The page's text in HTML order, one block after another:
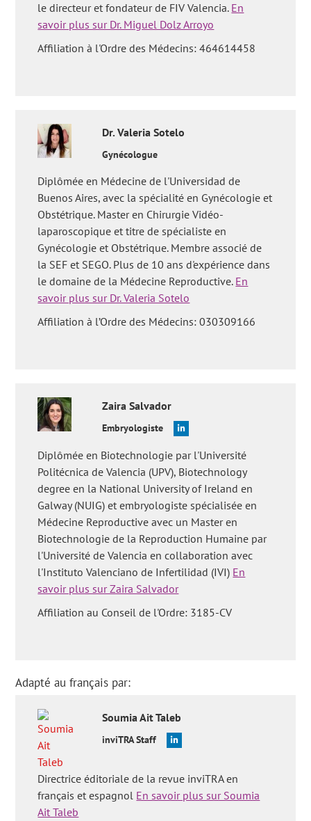
le directeur et fondateur de FIV Valencia. En
savoir plus sur Dr. Miguel Dolz Arroyo
Affiliation à l'Ordre des Médecins: 464614458
Dr. Valeria Sotelo
Gynécologue
Diplômée en Médecine de l'Universidad de
Buenos Aires, avec la spécialité en Gynécologie et
Obstétrique. Master en Chirurgie Vidéo-
laparoscopique et titre de spécialiste en
Gynécologie et Obstétrique. Membre associé de
la SEF et SEGO. Plus de 10 ans d'expérience dans
le domaine de la Médecine Reproductive. En
savoir plus sur Dr. Valeria Sotelo
Affiliation à l’Ordre des Médecins: 030309166
Zaira Salvador
Embryologiste
Diplômée en Biotechnologie par l'Université
Politécnica de Valencia (UPV), Biotechnology
degree en la National University of Ireland en
Galway (NUIG) et embryologiste spécialisée en
Médecine Reproductive avec un Master en
Biotechnologie de la Reproduction Humaine par
l'Université de Valencia en collaboration avec
l'Instituto Valenciano de Infertilidad (IVI) En
savoir plus sur Zaira Salvador
Affiliation au Conseil de l'Ordre: 3185-CV
Adapté au français par:
SoumiaAit Taleb
inviTRA Staff
Directrice éditoriale de la revue inviTRA en
français et espagnol En savoir plus sur Soumia
Ait Taleb